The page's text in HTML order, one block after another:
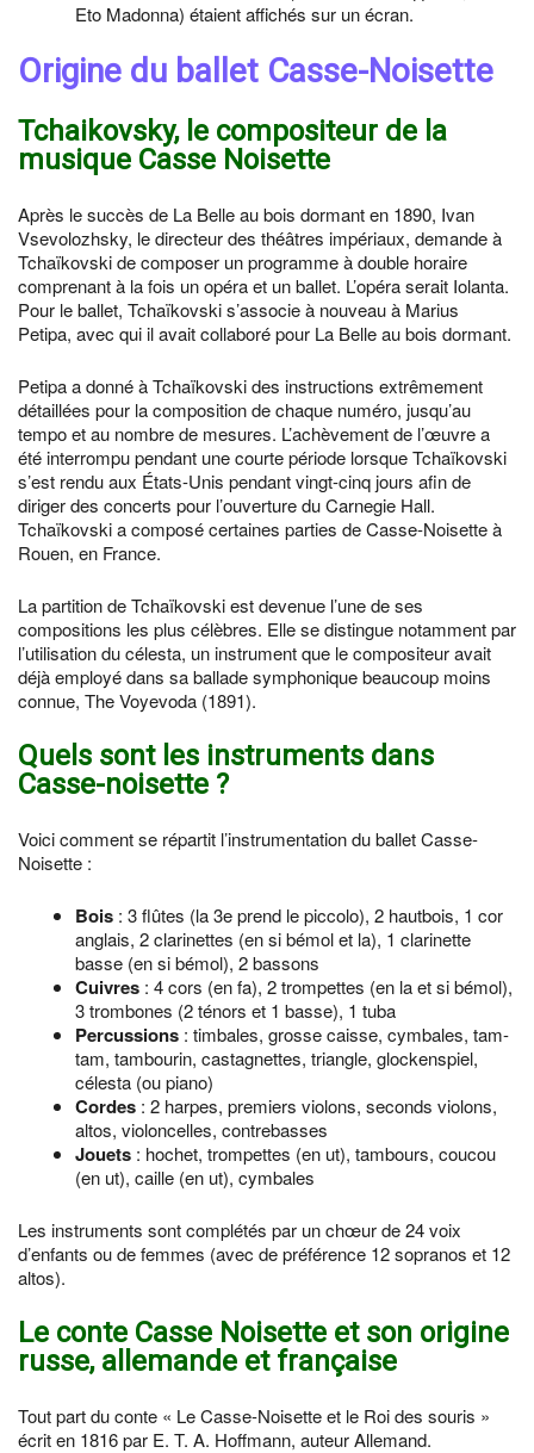
Eto Madonna) étaient affichés sur un écran.
Origine du ballet Casse-Noisette
Tchaikovsky, le compositeur de la
musique Casse Noisette
Après le succès de La Belle au bois dormant en 1890, Ivan
Vsevolozhsky, le directeur des théâtres impériaux, demande à
Tchaïkovski de composer un programme à double horaire
comprenant à la fois un opéra et un ballet. L’opéra serait Iolanta.
Pour le ballet, Tchaïkovski s’associe à nouveau à Marius
Petipa, avec qui il avait collaboré pour La Belle au bois dormant.
Petipa a donné à Tchaïkovski des instructions extrêmement
détaillées pour la composition de chaque numéro, jusqu’au
tempo et au nombre de mesures. L’achèvement de l’œuvre a
été interrompu pendant une courte période lorsque Tchaïkovski
s’est rendu aux États-Unis pendant vingt-cinq jours afin de
diriger des concerts pour l’ouverture du Carnegie Hall.
Tchaïkovski a composé certaines parties de Casse-Noisette à
Rouen, en France.
La partition de Tchaïkovski est devenue l’une de ses
compositions les plus célèbres. Elle se distingue notamment par
l’utilisation du célesta, un instrument que le compositeur avait
déjà employé dans sa ballade symphonique beaucoup moins
connue, The Voyevoda (1891).
Quels sont les instruments dans
Casse-noisette ?
Voici comment se répartit l’instrumentation du ballet Casse-
Noisette :
Bois : 3 flûtes (la 3e prend le piccolo), 2 hautbois, 1 cor
anglais, 2 clarinettes (en si bémol et la), 1 clarinette
basse (en si bémol), 2 bassons
Cuivres : 4 cors (en fa), 2 trompettes (en la et si bémol),
3 trombones (2 ténors et 1 basse), 1 tuba
Percussions : timbales, grosse caisse, cymbales, tam-
tam, tambourin, castagnettes, triangle, glockenspiel,
célesta (ou piano)
Cordes : 2 harpes, premiers violons, seconds violons,
altos, violoncelles, contrebasses
Jouets : hochet, trompettes (en ut), tambours, coucou
(en ut), caille (en ut), cymbales
Les instruments sont complétés par un chœur de 24 voix
d’enfants ou de femmes (avec de préférence 12 sopranos et 12
altos).
Le conte Casse Noisette et son origine
russe, allemande et française
Tout part du conte « Le Casse-Noisette et le Roi des souris »
écrit en 1816 par E. T. A. Hoffmann, auteur Allemand.